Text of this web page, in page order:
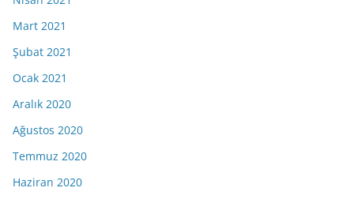
Mart 2021
Şubat 2021
Ocak 2021
Aralık 2020
Ağustos 2020
Temmuz 2020
Haziran 2020